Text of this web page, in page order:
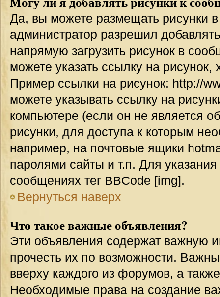
Да, вы можете размещать рисунки
администратор разрешил
напрямую загрузить рисунок в
можете указать ссылку на
Пример ссылки на рисунок: http://
можете указывать ссылку на
компьютере (если он не является
рисунки, для доступа к которым
например, на почтовые ящики
паролями сайты и т.п. Для
сообщениях тег BBCode [img].
Вернуться наверх
Что такое важные объявления?
Эти объявления содержат
прочесть их по возможности.
вверху каждого из форумов, а
Необходимые права на создание